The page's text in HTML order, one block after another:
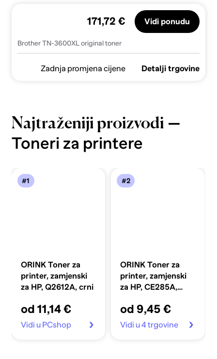
Brother TN-3600XL original toner
171,72 € Vidi ponudu
Zadnja promjena cijene Detalji trgovine
Najtraženiji proizvodi —
Toneri za printere
#1
ORINK Toner za
printer, zamjenski
za HP, Q2612A, crni
od 11,14 €
Vidi u PCshop
#2
ORINK Toner za
printer, zamjenski
za HP, CE285A,
1.600 listova
od 9,45 €
Vidi u 4 trgovine